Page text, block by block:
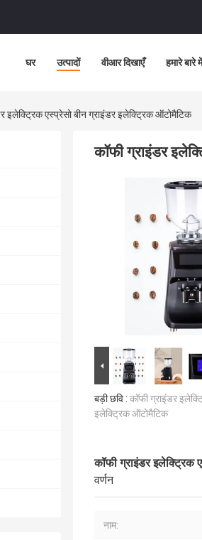
घर उत्पादों वीआर दिखाएँ हमारे बारे में
इलेक्ट्रिक एस्प्रेसो बीन ग्राइंडर इलेक्ट्रिक ऑटोमैटिक
कॉफी ग्राइंडर
बड़ी छवि : कॉफी ग्राइंडर
इलेक्ट्रिक ऑटोमैटिक
कॉफी ग्राइंडर इलेक्ट्रिक
वर्णन
नाम: